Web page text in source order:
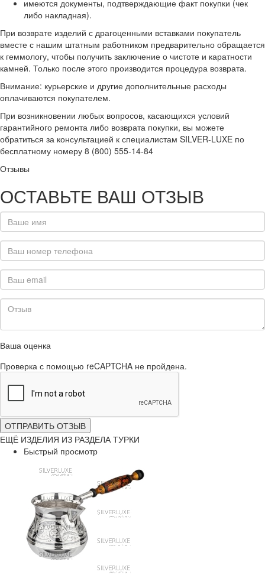
имеются документы, подтверждающие факт покупки (чек
либо накладная).
При возврате изделий с драгоценными вставками покупатель
вместе с нашим штатным работником предварительно обращается
к геммологу, чтобы получить заключение о чистоте и каратности
камней. Только после этого производится процедура возврата.
Внимание: курьерские и другие дополнительные расходы
оплачиваются покупателем.
При возникновении любых вопросов, касающихся условий
гарантийного ремонта либо возврата покупки, вы можете
обратиться за консультацией к специалистам SILVER-LUXE по
бесплатному номеру 8 (800) 555-14-84
Отзывы
ОСТАВЬТЕ ВАШ ОТЗЫВ
Ваша оценка
Проверка с помощью reCAPTCHA не пройдена.
ОТПРАВИТЬ ОТЗЫВ
ЕЩЁ ИЗДЕЛИЯ ИЗ РАЗДЕЛА ТУРКИ
Быстрый просмотр